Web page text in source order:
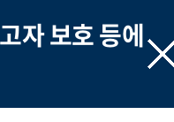
자 보호 등에